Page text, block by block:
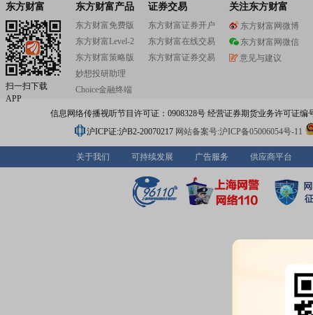
东方财富
扫一扫下载
APP
东方财富产品
东方财富免费版
东方财富Level-2
东方财富策略版
妙想投研助理
Choice金融终端
证券交易
东方财富证券开户
东方财富在线交易
东方财富证券交易
关注东方财富
东方财富网微博
东方财富网微信
意见与建议
信息网络传播视听节目许可证：0908328号 经营证券期货业务许可证编
沪ICP证:沪B2-20070217 网站备案号:沪ICP备05006054号-11
关于我们 可持续发展 广告服务 供应商平台